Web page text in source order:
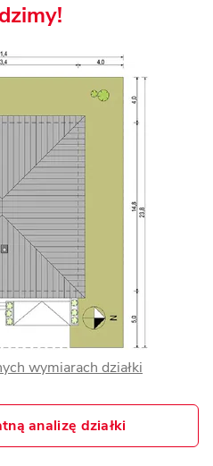
wymiarach działki
analizę działki